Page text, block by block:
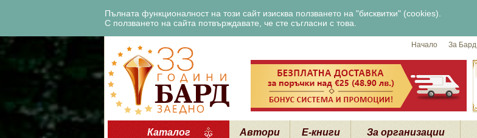
Пълната функционалност на този сайт изисква ползването на "бисквитки" (cookies).
С ползването на сайта потвърждавате, че сте съгласни с това.
Начало За Бард
Каталог Автори Е-книги За организации